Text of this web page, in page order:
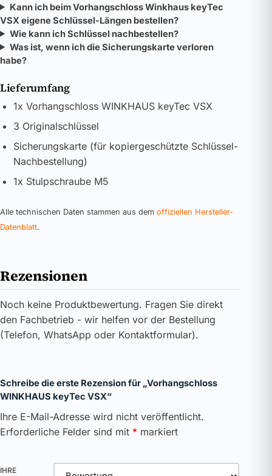
Kann ich beim Vorhangschloss Winkhaus keyTec
VSX eigene Schlüssel-Längen bestellen?
Wie kann ich Schlüssel nachbestellen?
Was ist, wenn ich die Sicherungskarte verloren
habe?
Lieferumfang
1x Vorhangschloss WINKHAUS keyTec VSX
3 Originalschlüssel
Sicherungskarte (für kopiergeschützte Schlüssel-
Nachbestellung)
1x Stulpschraube M5
Alle technischen Daten stammen aus dem offiziellen Hersteller-
Datenblatt.
Rezensionen
Noch keine Produktbewertung. Fragen Sie direkt
den Fachbetrieb - wir helfen vor der Bestellung
(Telefon, WhatsApp oder Kontaktformular).
Schreibe die erste Rezension für „Vorhangschloss
WINKHAUS keyTec VSX“
Ihre E-Mail-Adresse wird nicht veröffentlicht.
Erforderliche Felder sind mit * markiert
IHRE